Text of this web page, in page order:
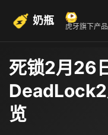
奶瓶 虎牙旗下产品
死锁2月26
览